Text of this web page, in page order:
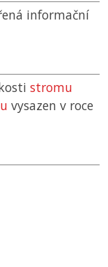
informační
stromu
vysazen v roce